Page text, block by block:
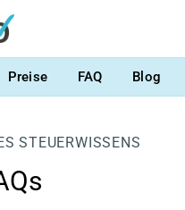
Preise FAQ Blog
STEUERWISSENS